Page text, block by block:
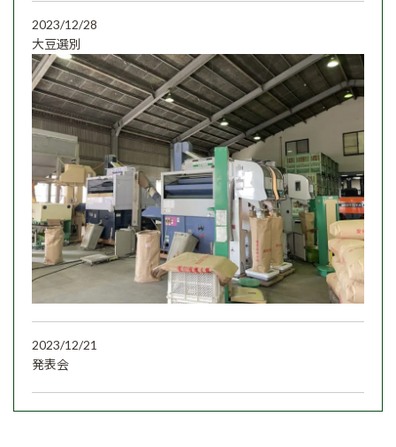
2023/12/28
大豆選別
2023/12/21
発表会